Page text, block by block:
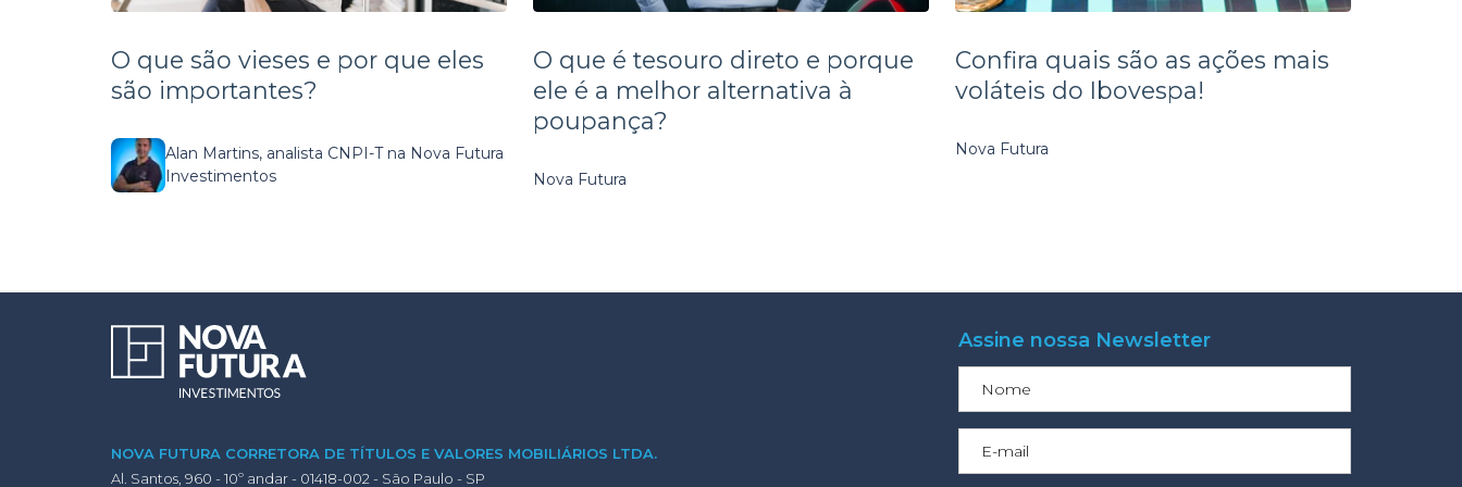
O que são vieses e por que eles
são importantes?
Alan Martins, analista CNPI-T na Nova Futura
Investimentos
O que é tesouro direto e porque
ele é a melhor alternativa à
poupança?
Nova Futura
Confira quais são as ações mais
voláteis do Ibovespa!
Nova Futura
NOVA FUTURA CORRETORA DE TÍTULOS E VALORES MOBILIÁRIOS LTDA.
Al. Santos, 960 - 10º andar - 01418-002 - São Paulo - SP
Assine nossa Newsletter